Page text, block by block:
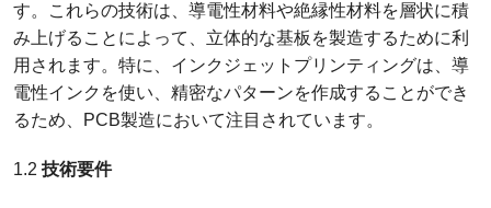
す。これらの技術は、導電性材料や絶縁性材料を層状に積
み上げることによって、立体的な基板を製造するために利
用されます。特に、インクジェットプリンティングは、導
電性インクを使い、精密なパターンを作成することができ
るため、PCB製造において注目されています。
1.2 技術要件